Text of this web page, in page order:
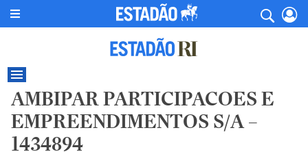
AMBIPAR PARTICIPACOES E
EMPREENDIMENTOS S/A –
1434894